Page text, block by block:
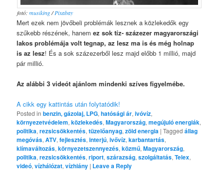
fotó: musiking/Pixabay
Mert ezek nem jövőbeli problémák lesznek a közlekedők egy
szűkebb részének, hanemez sok tíz- százezer magyarországi
lakos problémája volt tegnap, az lesz ma is és még holnap
is az lesz! És a sok százezerből lesz majd előbb 1 millió, majd
pár millió.
Az alábbi 3 videót ajánlom mindenki szíves figyelmébe.
A cikk egy kattintás után folytatódik!
Posted in benzin, gázolaj, LPG,hatósági ár,ivóvíz,
környezetvédelem,közlekedés,Magyarország,megújuló energiák,
politika,rezsicsökkentés,tüzelőanyag,zöld energia |Tagged állag
megóvás,ATV,fejlesztés,interjú,ivővíz,karbantartás,
klímaváltozás,környezetszennyezés,közmű,Magyarország,
politika,rezsicsökkentés,riport,szárazság,szolgáltatás,Telex,
videó,vízhálózat,vízhiány | Leave a Reply